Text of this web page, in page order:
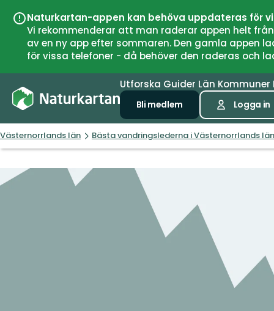
Naturkartan-appen kan behöva uppdateras för
Vi rekommenderar att man raderar appen helt
av en ny app efter sommaren. Den gamla
för vissa telefoner - då behöver den raderas och
Utforska Guider Län Kommuner
Bli medlem Logga in
Västernorrlands län Bästa vandringslederna i Västernorrlands län